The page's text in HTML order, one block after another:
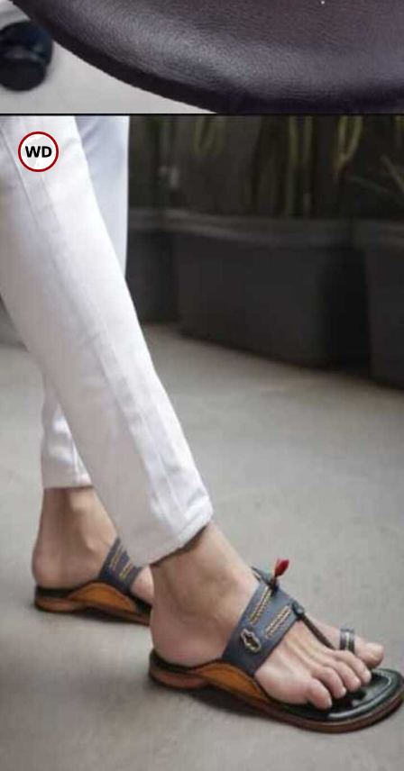
ಈಗ ಕಲೆಯಾಗಿರುವ ಜಾಗಕ್ಕೆ ಇದನ್ನು
ಚೆನ್ನಾಗಿ ಮಸಾಜ್ ಮಾಡಿ